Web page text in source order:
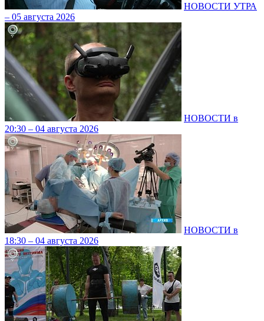
НОВОСТИ УТРА
– 05 августа 2026
НОВОСТИ в
20:30 – 04 августа 2026
НОВОСТИ в
18:30 – 04 августа 2026